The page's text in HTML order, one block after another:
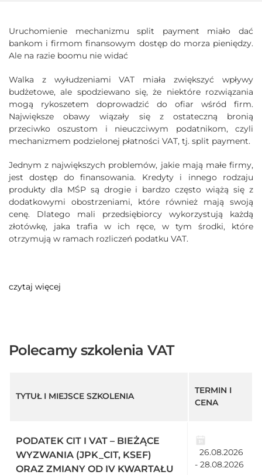
Uruchomienie mechanizmu split payment miało dać
bankom i firmom finansowym dostęp do morza pieniędzy.
Ale na razie boomu nie widać
Walka z wyłudzeniami VAT miała zwiększyć wpływy
budżetowe, ale spodziewano się, że niektóre rozwiązania
mogą rykoszetem doprowadzić do ofiar wśród firm.
Największe obawy wiązały się z ostateczną bronią
przeciwko oszustom i nieuczciwym podatnikom, czyli
mechanizmem podzielonej płatności VAT, tj. split payment.
Jednym z największych problemów, jakie mają małe firmy,
jest dostęp do finansowania. Kredyty i innego rodzaju
produkty dla MŚP są drogie i bardzo często wiążą się z
dodatkowymi obostrzeniami, które również mają swoją
cenę. Dlatego mali przedsiębiorcy wykorzystują każdą
złotówkę, jaka trafia w ich ręce, w tym środki, które
otrzymują w ramach rozliczeń podatku VAT.
czytaj więcej
Polecamy szkolenia VAT
TYTUŁ I MIEJSCE SZKOLENIA
TERMIN I
CENA
PODATEK CIT I VAT – BIEŻĄCE
WYZWANIA (JPK_CIT, KSEF)
ORAZ ZMIANY OD IV KWARTAŁU
26.08.2026
- 28.08.2026